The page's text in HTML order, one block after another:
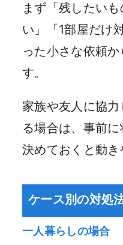
まず「残したい
い」「1部屋だけ
った小さな依頼
す。
家族や友人に協
る場合は、事前
決めておくと動き
ケース別の対処
一人暮らしの場合